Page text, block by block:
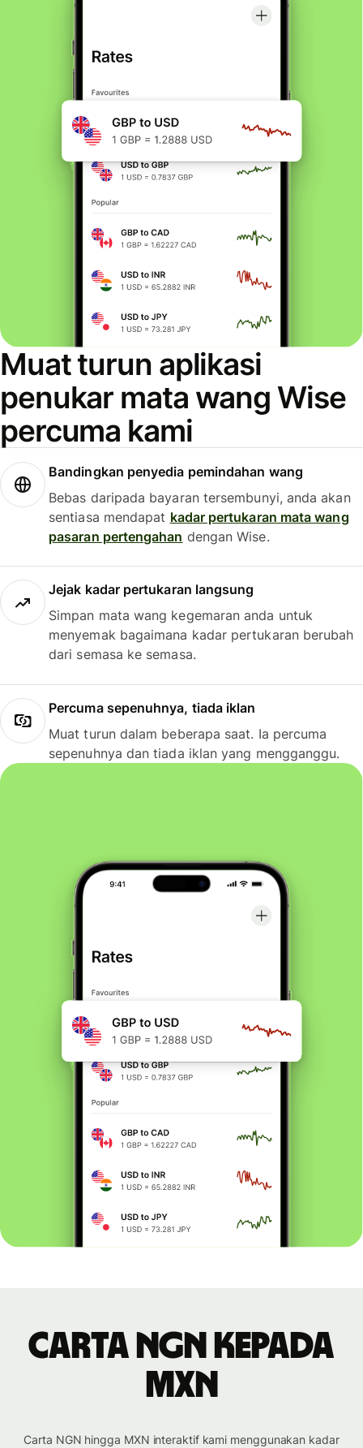
Muat turun aplikasi
penukar mata wang Wise
percuma kami
Bandingkan penyedia pemindahan wang
Bebas daripada bayaran tersembunyi, anda akan
sentiasa mendapat kadar pertukaran mata wang
pasaran pertengahan dengan Wise.
Jejak kadar pertukaran langsung
Simpan mata wang kegemaran anda untuk
menyemak bagaimana kadar pertukaran berubah
dari semasa ke semasa.
Percuma sepenuhnya, tiada iklan
Muat turun dalam beberapa saat. Ia percuma
sepenuhnya dan tiada iklan yang mengganggu.
Carta NGN kepada
MXN
Carta NGN hingga MXN interaktif kami menggunakan kadar